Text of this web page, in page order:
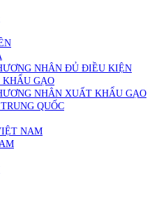
NHÂN ĐỦ ĐIỀU KIỆN
GẠO
NHÂN XUẤT KHẨU GẠO
QUỐC
NAM